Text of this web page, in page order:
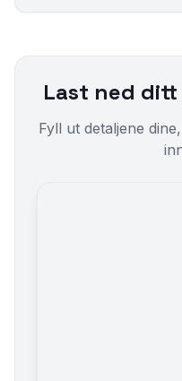
Last ned
Fyll ut detaljene